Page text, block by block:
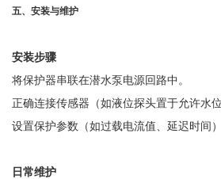
五、安装与维护
安装步骤
将保护器串联在潜水泵电源回路中。
正确连接传感器（如液位探头置于允许水位
设置保护参数（如过载电流值、延迟时间）
日常维护